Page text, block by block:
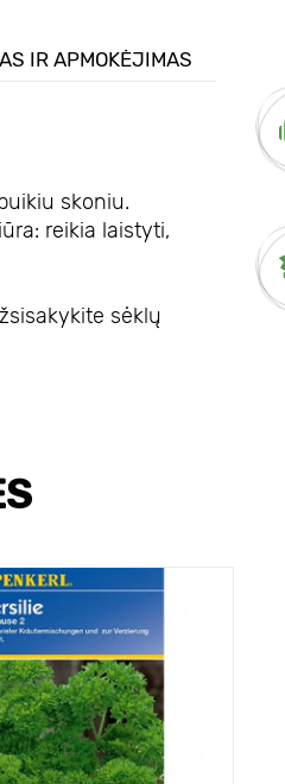
IR APMOKĖJIMAS
skoniu.
reikia laistyti,
sėklų